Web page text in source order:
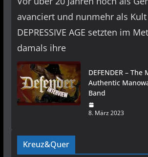
avanciert und nunmehr als Kult
DEPRESSIVE AGE setzten im
damals ihre
DEFENDER – The
Authentic
Band
8. März 2023
Kreuz&Quer